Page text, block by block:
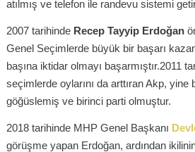
atılmış ve telefon ile randevu sistemi
2007 tarihinde Recep Tayyip Erdoğan
Genel Seçimlerde büyük bir başarı
başına iktidar olmayı başarmıştır.2011
seçimlerde oylarını da arttıran Akp, yine
göğüslemiş ve birinci parti olmuştur.
2018 tarihinde MHP Genel Başkanı
görüşme yapan Erdoğan, ardından